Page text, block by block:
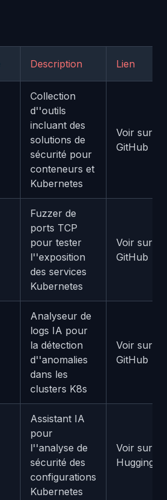
Description Lien
Collection
d''outils
incluant des
solutions de
sécurité pour
conteneurs et
Kubernetes
Voir sur
GitHub
Fuzzer de
ports TCP
pour tester
l''exposition
des services
Kubernetes
Voir sur
GitHub
Analyseur de
logs IA pour
la détection
d''anomalies
dans les
clusters K8s
Voir sur
GitHub
Assistant IA
pour
l''analyse de
sécurité des
configurations
Kubernetes
Voir sur